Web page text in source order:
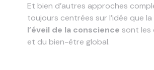
Et bien d’autres approches
toujours centrées sur l’idée que la
l’éveil de la conscience sont les
et du bien-être global.